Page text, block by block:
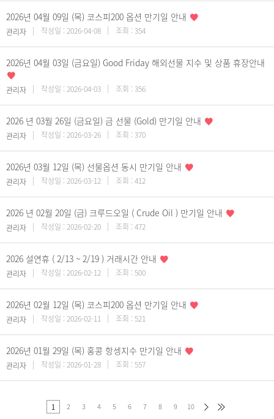
2026년 04월 09일 (목) 코스피200 옵션 만기일 안내
관리자 작성일 : 2026-04-08 조회 : 354
2026년 04월 03일 (금요일) Good Friday 해외선물 지수 및 상품 휴장안내
관리자 작성일 : 2026-04-03 조회 : 356
2026 년 03월 26일 (금요일) 금 선물 (Gold) 만기일 안내
관리자 작성일 : 2026-03-26 조회 : 370
2026년 03월 12일 (목) 선물옵션 동시 만기일 안내
관리자 작성일 : 2026-03-12 조회 : 412
2026 년 02월 20일 (금) 크루드오일 ( Crude Oil ) 만기일 안내
관리자 작성일 : 2026-02-20 조회 : 472
2026 설연휴 ( 2/13 ~ 2/19 ) 거래시간 안내
관리자 작성일 : 2026-02-12 조회 : 500
2026년 02월 12일 (목) 코스피200 옵션 만기일 안내
관리자 작성일 : 2026-02-11 조회 : 521
2026년 01월 29일 (목) 홍콩 항셍지수 만기일 안내
관리자 작성일 : 2026-01-28 조회 : 557
1 2 3 4 5 6 7 8 9 10